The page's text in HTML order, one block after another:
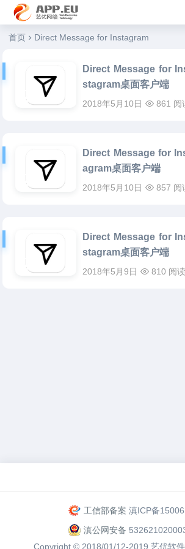
艺优软件乐园
首页 Direct Message for Instagram
Direct Message for
stagram桌面客户端
2018年5月10日 861 阅
Direct Message for
agram桌面客户端
2018年5月10日 857 阅
Direct Message for
stagram桌面客户端
2018年5月9日 810 阅读
工信部备案 滇ICP备
滇公网安备
Copyright © 2018/01/12-2019 艺优软